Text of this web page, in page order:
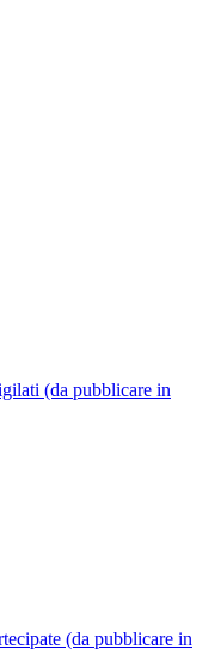
(da pubblicare in
(da pubblicare in